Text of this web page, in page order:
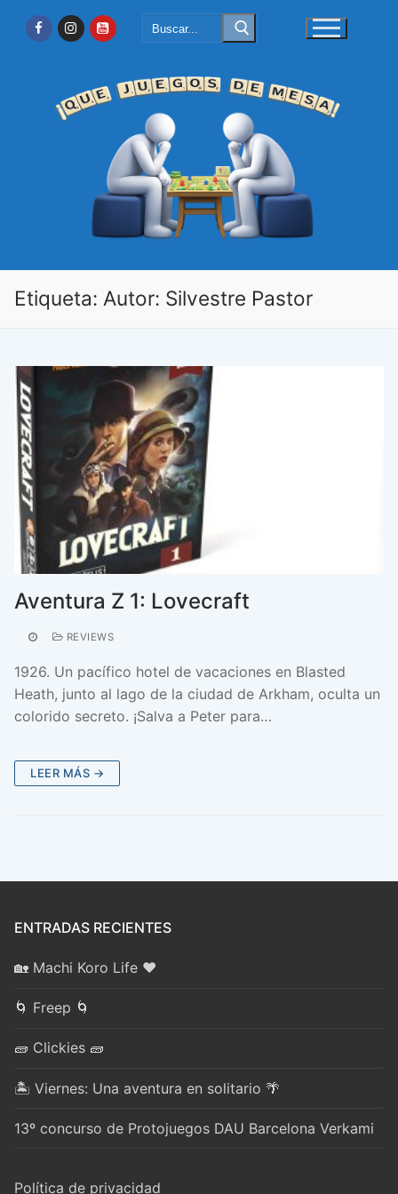
Buscar:
Etiqueta: Autor: Silvestre Pastor
Aventura Z 1: Lovecraft
REVIEWS
1926. Un pacífico hotel de vacaciones en Blasted
Heath, junto al lago de la ciudad de Arkham, oculta un
colorido secreto. ¡Salva a Peter para…
LEER MÁS →
ENTRADAS RECIENTES
🏡 Machi Koro Life ❤️
🌀 Freep 🌀
🧱 Clickies 🧱
🏝️ Viernes: Una aventura en solitario 🌴
13º concurso de Protojuegos DAU Barcelona Verkami
Política de privacidad